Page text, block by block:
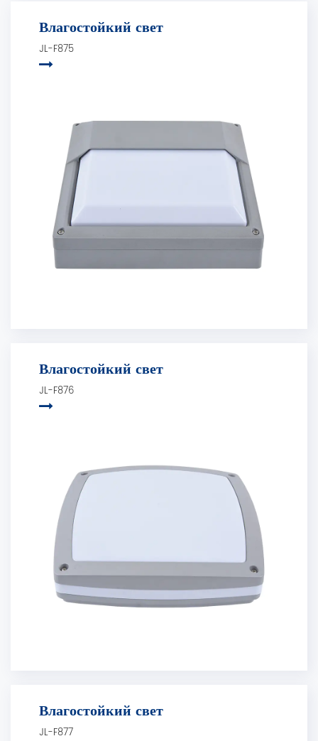
Влагостойкий свет
JL-F875
Влагостойкий свет
JL-F876
Влагостойкий свет
JL-F877